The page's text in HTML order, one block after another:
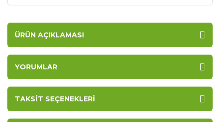
ÜRÜN AÇIKLAMASI
YORUMLAR
TAKSIT SEÇENEKLERI